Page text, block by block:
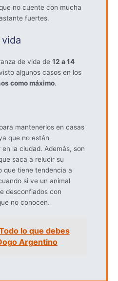
no cuente con mucha
fuertes.
de vida de12 a 14
algunos casos en los
como máximo.
mantenerlos en casas
que no están
la ciudad. Además, son
saca a relucir su
que tiene tendencia a
si ve un animal
desconfiados con
no conocen.
lo que debes
Argentino